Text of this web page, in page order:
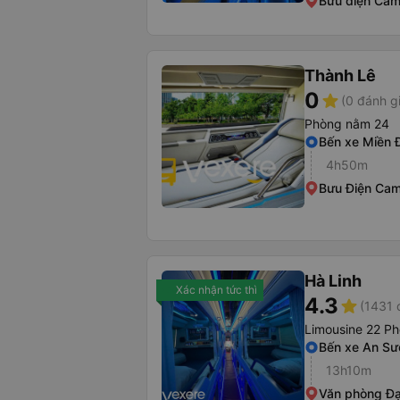
Thành Lê
0star (0 đánh
Phòng nằm 24
Bến xe Miền
4h50m
Bưu Điện
Xác nhận tức thì Hà Linh
4.3star (1431
Limousine 22
Bến xe An
13h10m
Văn phòng